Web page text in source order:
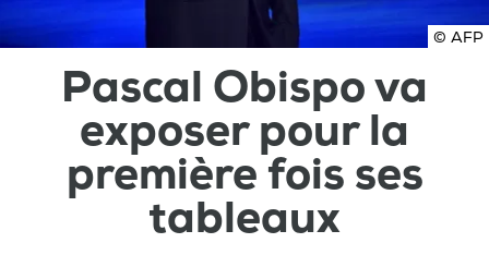
© AFP
Pascal Obispo va
exposer pour la
première fois ses
tableaux